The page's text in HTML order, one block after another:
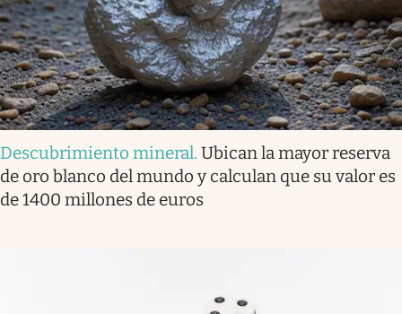
Descubrimiento mineral. Ubican la mayor reserva
de oro blanco del mundo y calculan que su valor es
de 1400 millones de euros